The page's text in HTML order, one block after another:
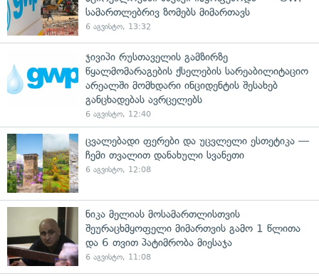
სამართლებრივ ზომებს მიმართავს
6 აგვისტო, 13:32
ჯივიპი რუსთაველის გამზირზე
წყალმომარაგების ქსელების სარეაბილიტაციო
არეალში მომხდარი ინციდენტის შესახებ
განცხადებას ავრცელებს
6 აგვისტო, 12:40
ცვალებადი ფერები და უცვლელი ესთეტიკა —
ჩემი თვალით დანახული სვანეთი
6 აგვისტო, 12:08
ნიკა მელიას მოსამართლისთვის
შეურაცხმყოფელი მიმართვის გამო 1 წლითა
და 6 თვით პატიმრობა მიესაჯა
6 აგვისტო, 11:08